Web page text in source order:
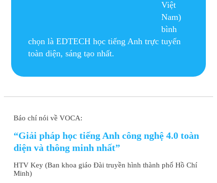
Việt
Nam)
bình
chọn là EDTECH học tiếng Anh trực tuyến
toàn diện, sáng tạo nhất.
Báo chí nói về VOCA:
“Giải pháp học tiếng Anh công nghệ 4.0 toàn
diện và thông minh nhất”
HTV Key (Ban khoa giáo Đài truyền hình thành phố Hồ Chí
Minh)